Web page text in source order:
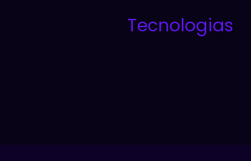
Tecnologias